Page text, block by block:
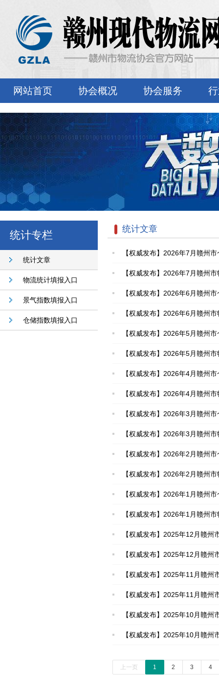
网站首页 协会概况 协会服务
统计专栏
统计文章
物流统计填报入口
景气指数填报入口
仓储指数填报入口
统计文章
【权威发布】2026年7月赣州
【权威发布】2026年7月赣州
【权威发布】2026年6月赣州
【权威发布】2026年6月赣州
【权威发布】2026年5月赣州
【权威发布】2026年5月赣州
【权威发布】2026年4月赣州
【权威发布】2026年4月赣州
【权威发布】2026年3月赣州
【权威发布】2026年3月赣州
【权威发布】2026年2月赣州
【权威发布】2026年2月赣州
【权威发布】2026年1月赣州
【权威发布】2026年1月赣州
【权威发布】2025年12月赣州
【权威发布】2025年12月赣州
【权威发布】2025年11月赣州
【权威发布】2025年11月赣州
【权威发布】2025年10月赣州
【权威发布】2025年10月赣州
上一页 1 2 3 4